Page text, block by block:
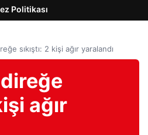
Politikası
sıkıştı: 2 kişi ağır yaralandı
ağır